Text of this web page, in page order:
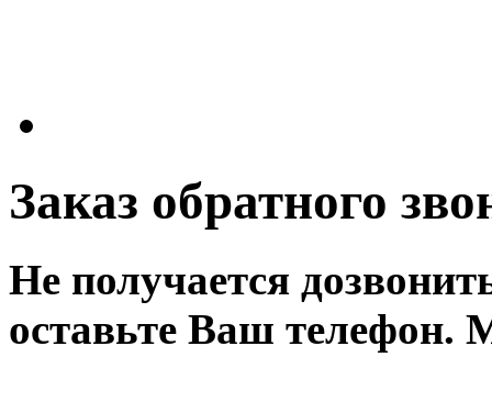
Заказ обратного
Не получается
оставьте Ваш